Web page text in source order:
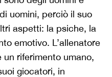
uomini, perciò il suo
aspetti: la psiche, la
emotivo. L’allenatore
un riferimento umano,
giocatori, in